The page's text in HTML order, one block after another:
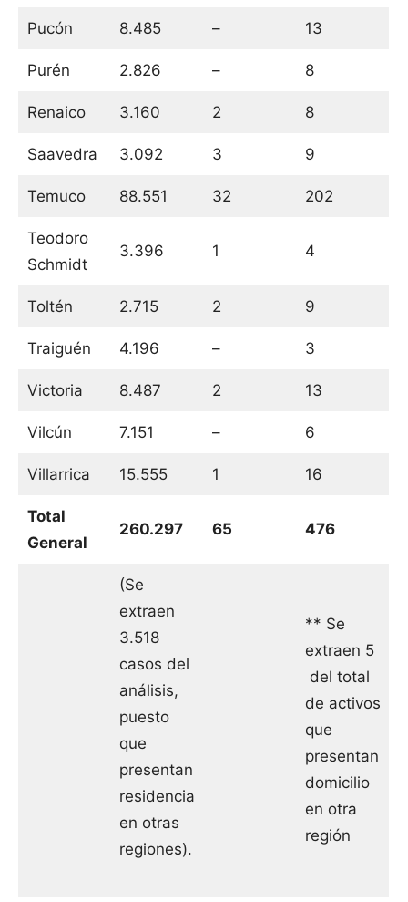
Pucón 8.485 – 13
Purén 2.826 – 8
Renaico 3.160 2 8
Saavedra 3.092 3 9
Temuco 88.551 32 202
Teodoro
Schmidt
3.396 1 4
Toltén 2.715 2 9
Traiguén 4.196 – 3
Victoria 8.487 2 13
Vilcún 7.151 – 6
Villarrica 15.555 1 16
Total
General
260.297 65 476
(Se
extraen
3.518
casos del
análisis,
puesto
que
presentan
residencia
en otras
regiones).
** Se
extraen 5
del total
de activos
que
presentan
domicilio
en otra
región